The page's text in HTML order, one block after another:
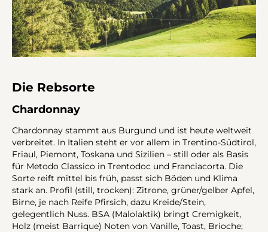
Die Rebsorte
Chardonnay
Chardonnay stammt aus Burgund und ist heute weltweit
verbreitet. In Italien steht er vor allem in Trentino-Südtirol,
Friaul, Piemont, Toskana und Sizilien – still oder als Basis
für Metodo Classico in Trentodoc und Franciacorta. Die
Sorte reift mittel bis früh, passt sich Böden und Klima
stark an. Profil (still, trocken): Zitrone, grüner/gelber Apfel,
Birne, je nach Reife Pfirsich, dazu Kreide/Stein,
gelegentlich Nuss. BSA (Malolaktik) bringt Cremigkeit,
Holz (meist Barrique) Noten von Vanille, Toast, Brioche;